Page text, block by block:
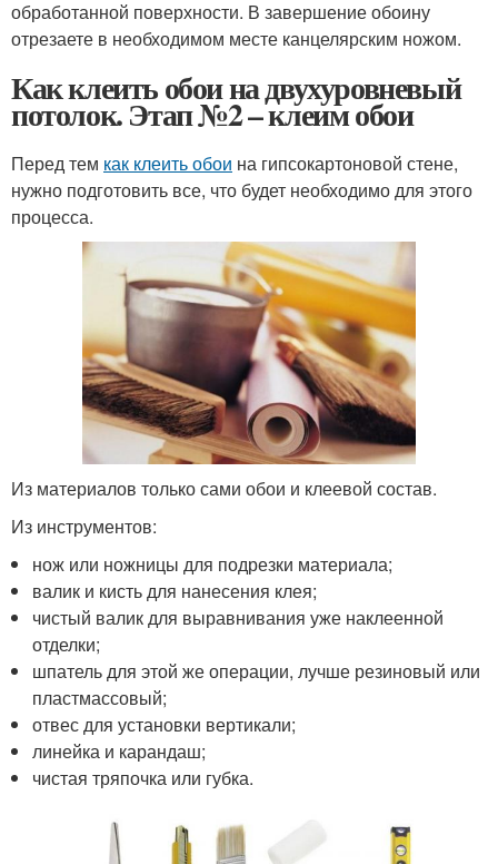
обработанной поверхности. В завершение обоину
отрезаете в необходимом месте канцелярским ножом.
Как клеить обои на двухуровневый
потолок. Этап №2 – клеим обои
Перед тем как клеить обои на гипсокартоновой стене,
нужно подготовить все, что будет необходимо для этого
процесса.
Из материалов только сами обои и клеевой состав.
Из инструментов:
нож или ножницы для подрезки материала;
валик и кисть для нанесения клея;
чистый валик для выравнивания уже наклеенной
отделки;
шпатель для этой же операции, лучше резиновый или
пластмассовый;
отвес для установки вертикали;
линейка и карандаш;
чистая тряпочка или губка.